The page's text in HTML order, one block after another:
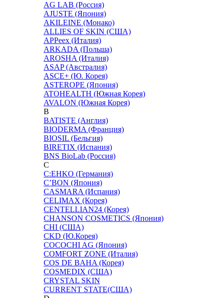
AG LAB (Россия)
AJUSTE (Япония)
AKILEINE (Монако)
ALLIES OF SKIN (США)
APPeex (Италия)
ARKADA (Польша)
AROSHA (Италия)
ASAP (Австралия)
ASCE+ (Ю. Корея)
ASTEROPE (Япония)
ATOHEALTH (Южная Корея)
AVALON (Южная Корея)
B
BATISTE (Англия)
BIODERMA (Франция)
BIOSIL (Бельгия)
BIRETIX (Испания)
BNS BioLab (Россия)
C
C:EHKO (Германия)
C’BON (Япония)
CASMARA (Испания)
CELIMAX (Корея)
CENTELLIAN24 (Корея)
CHANSON COSMETICS (Япония)
CHI (США)
CKD (Ю.Корея)
COCOCHI AG (Япония)
COMFORT ZONE (Италия)
COS DE BAHA (Корея)
COSMEDIX (США)
CRYSTAL SKIN
CURRENT STATE(США)